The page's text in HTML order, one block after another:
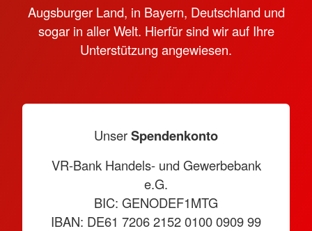
Augsburger Land, in Bayern, Deutschland und
sogar in aller Welt. Hierfür sind wir auf Ihre
Unterstützung angewiesen.
UnserSpendenkonto
VR-Bank Handels- und Gewerbebank
e.G.
BIC: GENODEF1MTG
IBAN: DE61 7206 2152 0100 0909 99